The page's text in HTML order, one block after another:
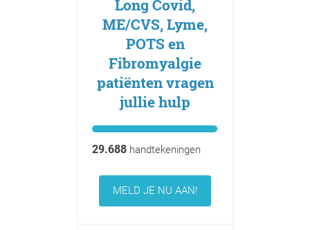
Long Covid,
ME/CVS, Lyme,
POTS en
Fibromyalgie
patiënten vragen
jullie hulp
29.688handtekeningen
MELD JE NU AAN!